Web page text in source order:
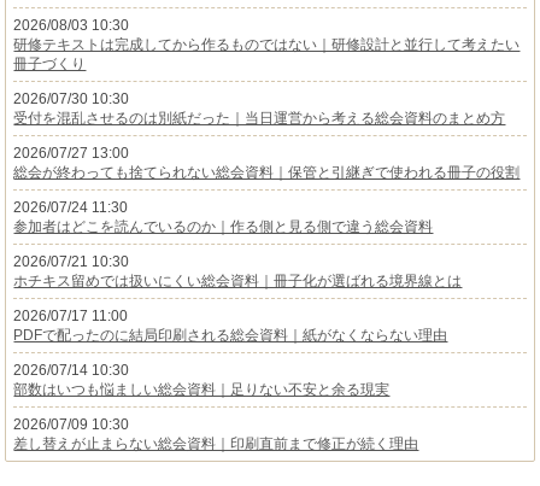
2026/08/03 10:30
研修テキストは完成してから作るものではない｜研修設計と並行して考えたい
冊子づくり
2026/07/30 10:30
受付を混乱させるのは別紙だった｜当日運営から考える総会資料のまとめ方
2026/07/27 13:00
総会が終わっても捨てられない総会資料｜保管と引継ぎで使われる冊子の役割
2026/07/24 11:30
参加者はどこを読んでいるのか｜作る側と見る側で違う総会資料
2026/07/21 10:30
ホチキス留めでは扱いにくい総会資料｜冊子化が選ばれる境界線とは
2026/07/17 11:00
PDFで配ったのに結局印刷される総会資料｜紙がなくならない理由
2026/07/14 10:30
部数はいつも悩ましい総会資料｜足りない不安と余る現実
2026/07/09 10:30
差し替えが止まらない総会資料｜印刷直前まで修正が続く理由